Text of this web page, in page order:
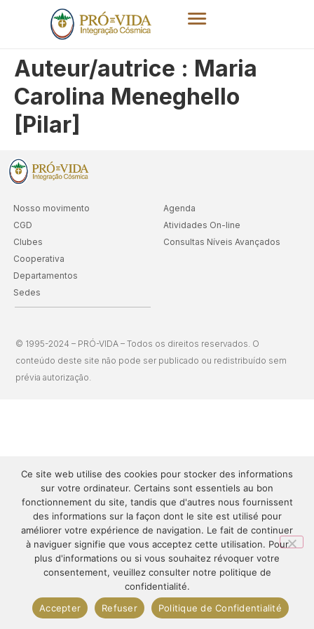
Auteur/autrice : Maria
Carolina Meneghello
[Pilar]
Nosso movimento
CGD
Clubes
Cooperativa
Departamentos
Sedes
Agenda
Atividades On-line
Consultas Níveis Avançados
© 1995-2024 – PRÓ-VIDA – Todos os direitos reservados. O
conteúdo deste site não pode ser publicado ou redistribuído sem
prévia autorização.
Ce site web utilise des cookies pour stocker des informations
sur votre ordinateur. Certains sont essentiels au bon
fonctionnement du site, tandis que d'autres nous fournissent
des informations sur la façon dont le site est utilisé pour
améliorer votre expérience de navigation. Le fait de continuer
à naviguer signifie que vous acceptez cette utilisation. Pour
plus d'informations ou si vous souhaitez révoquer votre
consentement, veuillez consulter notre politique de
confidentialité.
Accepter
Refuser Politique de Confidentialité